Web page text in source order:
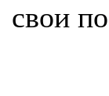
свои